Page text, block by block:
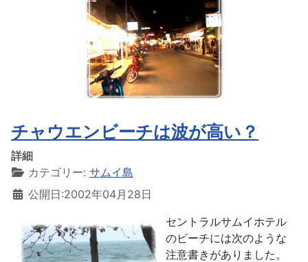
チャウエンビーチは波が高い？
詳細
カテゴリー: サムイ島
公開日:2002年04月28日
セントラルサムイホテル
のビーチには次のような
注意書きがありました。